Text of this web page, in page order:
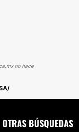
no hace
OTRAS BÚSQUEDAS